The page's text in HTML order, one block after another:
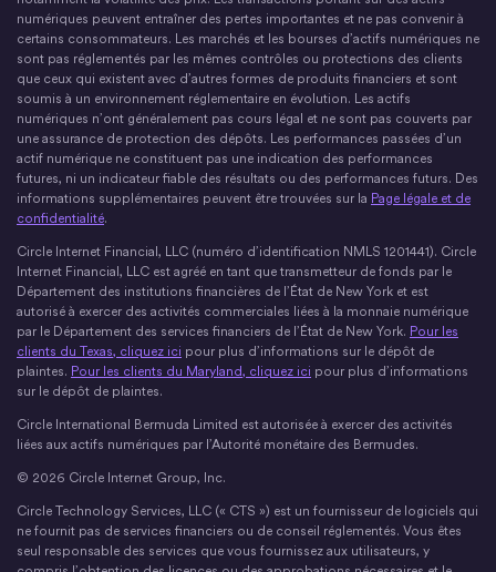
numériques peuvent entraîner des pertes importantes et ne pas convenir à
certains consommateurs. Les marchés et les bourses d’actifs numériques ne
sont pas réglementés par les mêmes contrôles ou protections des clients
que ceux qui existent avec d’autres formes de produits financiers et sont
soumis à un environnement réglementaire en évolution. Les actifs
numériques n’ont généralement pas cours légal et ne sont pas couverts par
une assurance de protection des dépôts. Les performances passées d’un
actif numérique ne constituent pas une indication des performances
futures, ni un indicateur fiable des résultats ou des performances futurs. Des
informations supplémentaires peuvent être trouvées sur la Page légale et de
confidentialité.
Circle Internet Financial, LLC (numéro d’identification NMLS 1201441). Circle
Internet Financial, LLC est agréé en tant que transmetteur de fonds par le
Département des institutions financières de l’État de New York et est
autorisé à exercer des activités commerciales liées à la monnaie numérique
par le Département des services financiers de l’État de New York. Pour les
clients du Texas, cliquez ici pour plus d’informations sur le dépôt de
plaintes. Pour les clients du Maryland, cliquez ici pour plus d’informations
sur le dépôt de plaintes.
Circle International Bermuda Limited est autorisée à exercer des activités
liées aux actifs numériques par l’Autorité monétaire des Bermudes.
© 2026 Circle Internet Group, Inc.
Circle Technology Services, LLC (« CTS ») est un fournisseur de logiciels qui
ne fournit pas de services financiers ou de conseil réglementés. Vous êtes
seul responsable des services que vous fournissez aux utilisateurs, y